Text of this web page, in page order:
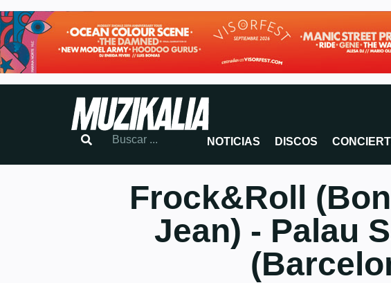
NOTICIAS DISCOS
Frock&Roll
Jean) - Palau